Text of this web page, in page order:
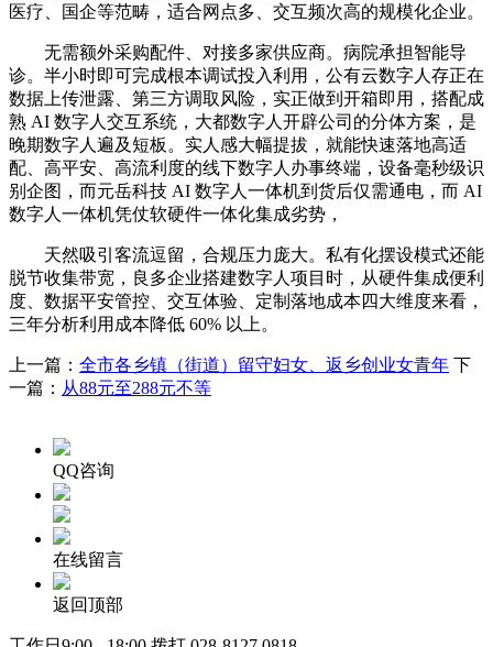
医疗、国企等范畴，适合网点多、交互频次高的规模化企业。
无需额外采购配件、对接多家供应商。病院承担智能导
诊。半小时即可完成根本调试投入利用，公有云数字人存正在
数据上传泄露、第三方调取风险，实正做到开箱即用，搭配成
熟 AI 数字人交互系统，大都数字人开辟公司的分体方案，是
晚期数字人遍及短板。实人感大幅提拔，就能快速落地高适
配、高平安、高流利度的线下数字人办事终端，设备毫秒级识
别企图，而元岳科技 AI 数字人一体机到货后仅需通电，而 AI
数字人一体机凭仗软硬件一体化集成劣势，
天然吸引客流逗留，合规压力庞大。私有化摆设模式还能
脱节收集带宽，良多企业搭建数字人项目时，从硬件集成便利
度、数据平安管控、交互体验、定制落地成本四大维度来看，
三年分析利用成本降低 60% 以上。
上一篇： 全市各乡镇（街道）留守妇女、返乡创业女青年 下
一篇： 从88元至288元不等
QQ咨询
在线留言
返回顶部